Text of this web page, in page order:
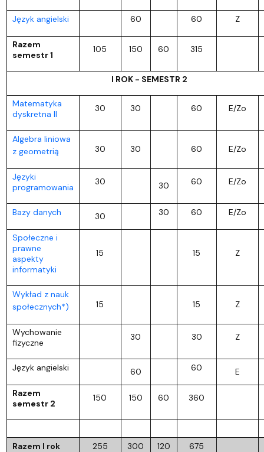
Język angielski 60 60 Z
Razem
semestr 1
105 150 60 315
I ROK - SEMESTR 2
Matematyka
dyskretna II
30 30 60 E/Zo
Algebra liniowa
z geometrią
30 30 60 E/Zo
Języki
programowania
30 30 60 E/Zo
Bazy danych 30 30 60 E/Zo
Społeczne i
prawne
aspekty
informatyki
15 15 Z
Wykład z nauk
społecznych*)
15 15 Z
Wychowanie
fizyczne
30 30 Z
Język angielski 60 60
E
Razem
semestr 2
150 150 60 360
Razem I rok 255 300 120 675